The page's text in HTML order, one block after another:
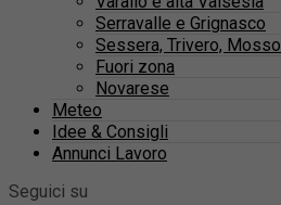
Serravalle e Grignasco
Sessera, Trivero, Mosso
Fuori zona
Novarese
Meteo
Idee & Consigli
Annunci Lavoro
Seguici su